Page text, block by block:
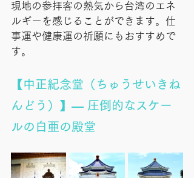
現地の参拝客の熱気から台湾のエネ
ルギーを感じることができます。仕
事運や健康運の祈願にもおすすめで
す。
【中正紀念堂（ちゅうせいきね
んどう）】— 圧倒的なスケー
ルの白亜の殿堂